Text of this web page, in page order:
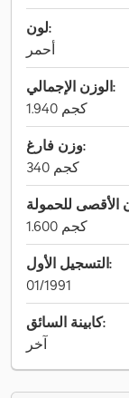
لون:
أحمر
الوزن الإجمالي:
1.940 كجم
وزن فارغ:
340 كجم
1.600 كجم
التسجيل الأول:
01/1991
كابينة السائق:
آخر